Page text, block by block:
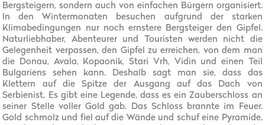
Bergsteigern, sondern auch von einfachen Bürgern organisiert.
In den Wintermonaten besuchen aufgrund der starken
Klimabedingungen nur noch ernstere Bergsteiger den Gipfel.
Naturliebhaber, Abenteurer und Touristen werden nicht die
Gelegenheit verpassen, den Gipfel zu erreichen, von dem man
die Donau, Avala, Kopaonik, Stari Vrh, Vidin und einen Teil
Bulgariens sehen kann. Deshalb sagt man sie, dass das
Klettern auf die Spitze der Ausgang auf das Dach von
Serbienist. Es gibt eine Legende, dass es ein Zauberschloss an
seiner Stelle voller Gold gab. Das Schloss brannte im Feuer.
Gold schmolz und fiel auf die Wände und schuf eine Pyramide.